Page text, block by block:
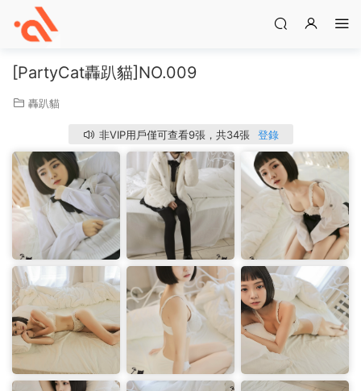
[PartyCat轟趴貓]NO.009
轟趴貓
非VIP用戶僅可查看9張，共34張 登錄